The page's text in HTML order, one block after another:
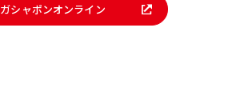
ガシャポンオンライン